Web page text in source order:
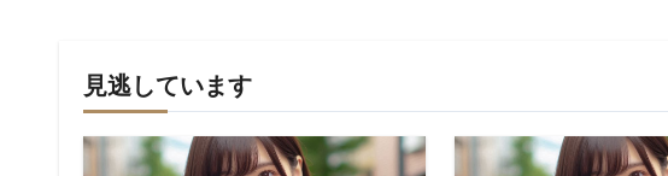
見逃しています